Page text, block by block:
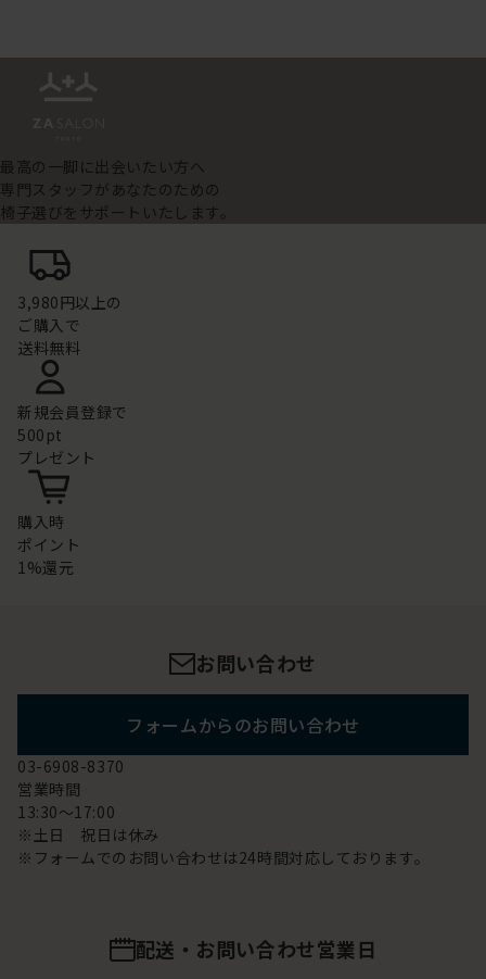
最高の一脚に出会いたい方へ
専門スタッフがあなたのための
椅子選びをサポートいたします。
3,980円以上の
ご購入で
送料無料
新規会員登録で
500pt
プレゼント
購入時
ポイント
1%還元
お問い合わせ
フォームからのお問い合わせ
03-6908-8370
営業時間
13:30～17:00
※土日 祝日は休み
※フォームでのお問い合わせは24時間対応しております。
配送・お問い合わせ営業日